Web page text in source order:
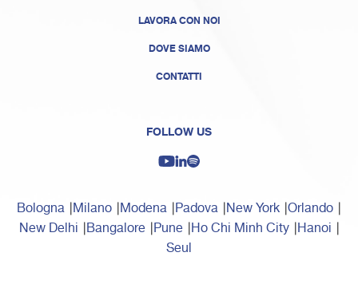
LAVORA CON NOI
DOVE SIAMO
CONTATTI
FOLLOW US
Bologna Milano Modena Padova New York Orlando
New Delhi Bangalore Pune Ho Chi Minh City Hanoi
Seul